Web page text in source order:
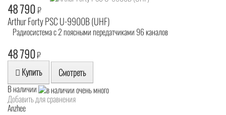
48 790₽
Arthur Forty PSC U-9900B (UHF)
Радиосистема с 2 поясными передатчиками 96 каналов
48 790₽
Купить Смотреть
В наличии
Добавить для сравнения
Anzhee